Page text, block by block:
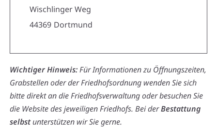
Wischlinger Weg
44369 Dortmund
Wichtiger Hinweis:Für Informationen zu Öffnungszeiten,
Grabstellen oder der Friedhofsordnung wenden Sie sich
bitte direkt an die Friedhofsverwaltung oder besuchen Sie
die Website des jeweiligen Friedhofs. Bei derBestattung
selbstunterstützen wir Sie gerne.